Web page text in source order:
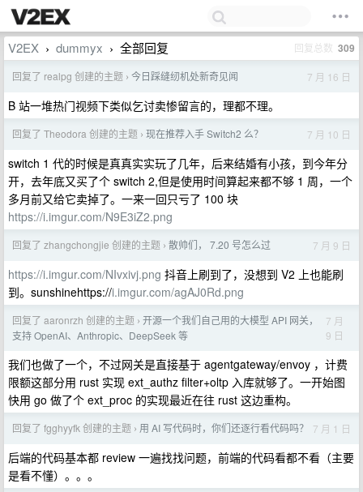
V2EX › dummyx › 全部回复 回复总数 309
回复了 realpg 创建的主题 › 今日踩缝纫机处新奇见闻 7 月 16 日
B 站一堆热门视频下类似乞讨卖惨留言的，理都不理。
回复了 Theodora 创建的主题 › 现在推荐入手 Switch2 么？ 7 月 10 日
switch 1 代的时候是真真实实玩了几年，后来结婚有小孩，到今年分
开，去年底又买了个 switch 2,但是使用时间算起来都不够 1 周，一个
多月前又给它卖掉了。一来一回只亏了 100 块
https://i.imgur.com/N9E3iZ2.png
回复了 zhangchongjie 创建的主题 › 散帅们， 7.20 号怎么过 7 月 9 日
https://i.imgur.com/NIvxivj.png 抖音上刷到了，没想到 V2 上也能刷
到。sunshinehttps://i.imgur.com/agAJ0Rd.png
回复了 aaronrzh 创建的主题 › 开源一个我们自己用的大模型 API 网关，
支持 OpenAI、Anthropic、DeepSeek 等
7 月
9 日
我们也做了一个，不过网关是直接基于 agentgateway/envoy ，计费
限额这部分用 rust 实现 ext_authz filter+oltp 入库就够了。一开始图
快用 go 做了个 ext_proc 的实现最近在往 rust 这边重构。
回复了 fgghyyfk 创建的主题 › 用 AI 写代码时，你们还逐行看代码吗？ 7 月 1 日
后端的代码基本都 review 一遍找找问题，前端的代码看都不看（主要
是看不懂）。。。